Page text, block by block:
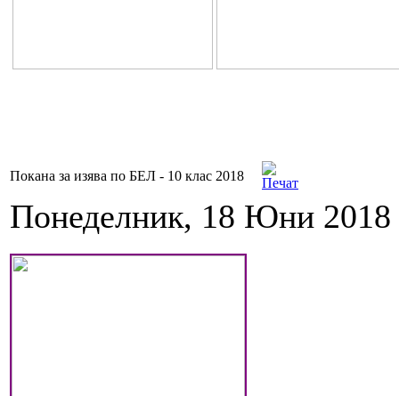
Покана за изява по БЕЛ - 10 клас 2018
Понеделник, 18 Юни 2018